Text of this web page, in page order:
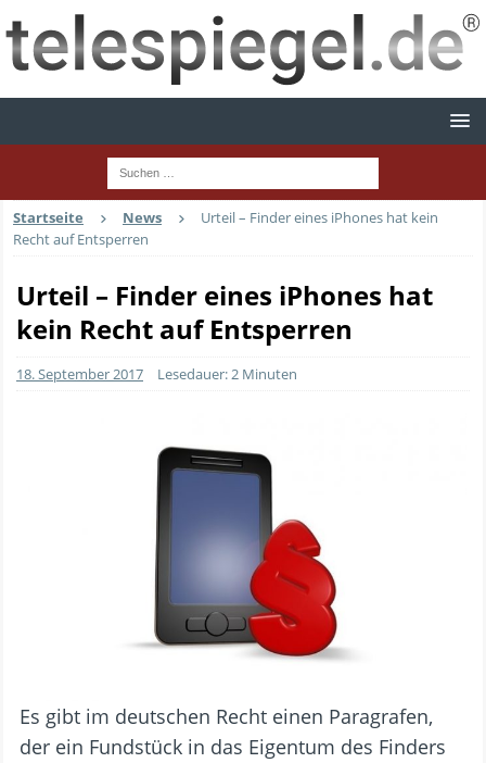
Startseite News
Urteil – Finder eines iPhones hat kein
Recht auf Entsperren
Urteil – Finder eines iPhones hat
kein Recht auf Entsperren
18. September 2017 Lesedauer: 2 Minuten
Es gibt im deutschen Recht einen Paragrafen,
der ein Fundstück in das Eigentum des Finders